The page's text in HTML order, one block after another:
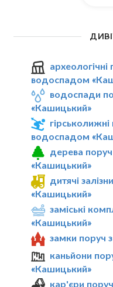
водоспадом
водоспади
«Кашицький»
водоспадом
дерева
«Кашицький»
дитячі
«Кашицький»
заміські
«Кашицький»
замки поруч
каньйони
«Кашицький»
кар'єри